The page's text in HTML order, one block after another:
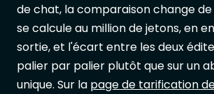
de chat, la comparaison change de
se calcule au million de jetons, en
sortie, et l'écart entre les deux
palier par palier plutôt que sur un
unique. Sur la page de tarification